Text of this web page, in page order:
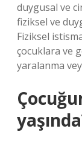
duygusal ve
fiziksel ve
Fiziksel
çocuklara ve
yaralanma